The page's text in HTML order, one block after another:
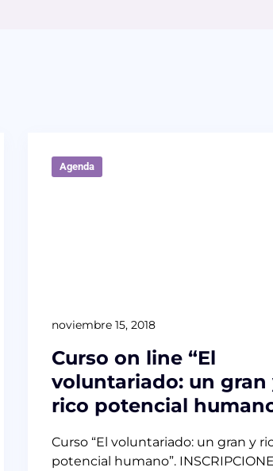
Agenda
noviembre 15, 2018
Curso on line “El
voluntariado: un gran
rico potencial
Curso “El voluntariado: un gran y
potencial humano”.